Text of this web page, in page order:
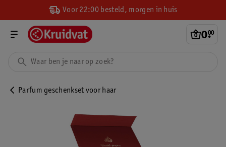
Voor 22:00 besteld, morgen in huis
0.
00
Parfum geschenkset voor haar